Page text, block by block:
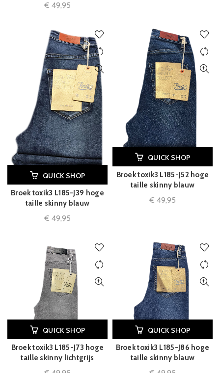
€ 49,95
QUICK SHOP
Broek toxik3 L185-J39 hoge
taille skinny blauw
€ 49,95
QUICK SHOP
Broek toxik3 L185-J52 hoge
taille skinny blauw
€ 49,95
QUICK SHOP
Broek toxik3 L185-J73 hoge
taille skinny lichtgrijs
QUICK SHOP
Broek toxik3 L185-J86 hoge
taille skinny blauw